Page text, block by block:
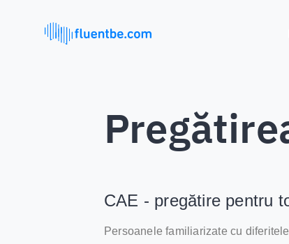
CAE - pregătire pentru
Persoanele familiarizate cu